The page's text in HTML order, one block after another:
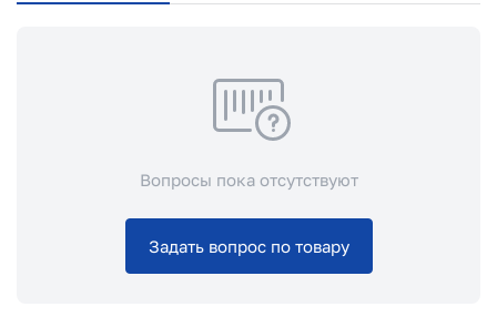
Вопросы пока отсутствуют
Задать вопрос по товару